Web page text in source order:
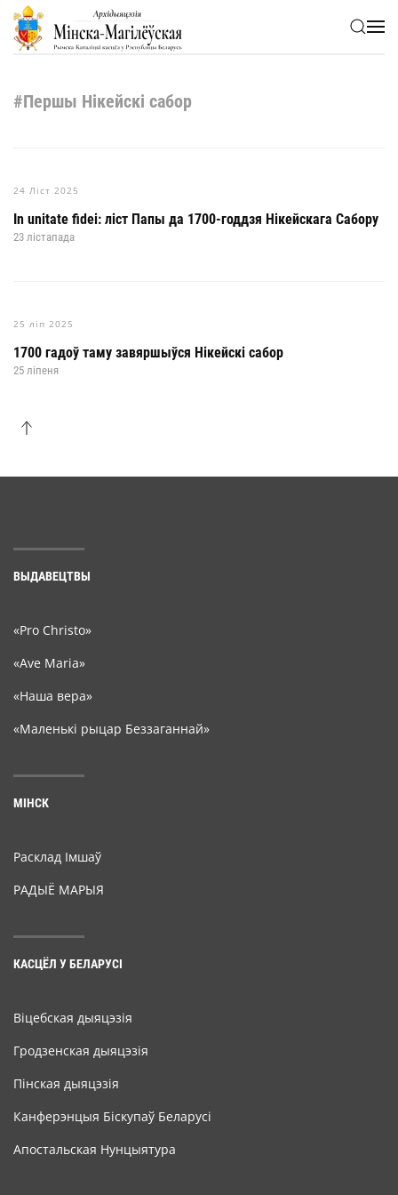
Skip to main content
#Першы Нікейскі сабор
24 Ліст 2025
In unitate fidei: ліст Папы да 1700-годдзя Нікейскага Сабору
23 лістапада
25 ліп 2025
1700 гадоў таму завяршыўся Нікейскі сабор
25 ліпеня
ВЫДАВЕЦТВЫ
«Pro Christo»
«Ave Maria»
«Наша вера»
«Маленькі рыцар Беззаганнай»
МІНСК
Расклад Імшаў
РАДЫЁ МАРЫЯ
КАСЦЁЛ У БЕЛАРУСІ
Віцебская дыяцэзія
Гродзенская дыяцэзія
Пінская дыяцэзія
Канферэнцыя Біскупаў Беларусі
Апостальская Нунцыятура